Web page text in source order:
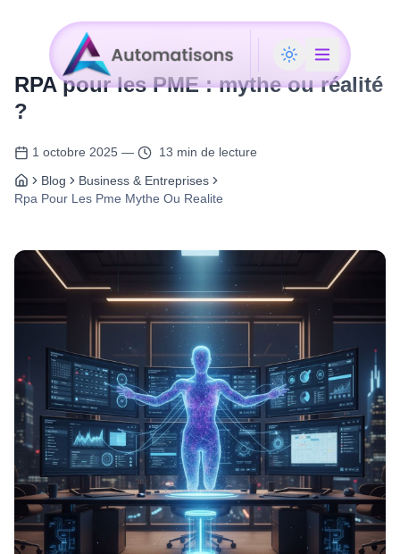
RPA pour les PME : mythe ou réalité
?
1 octobre 2025 —
13 min de lecture
Blog
Business & Entreprises
Rpa Pour Les Pme Mythe Ou Realite